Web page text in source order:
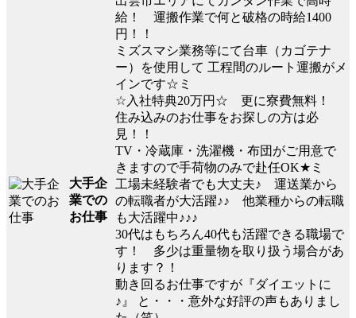
大手企
業での
お仕事
給！ 運搬作業で何と破格の時給1400
円！！
ミズスマシ業務等にて台車（カゴテナ
ー）を使用して 工程間のルート運搬がメ
インです☆ミ
☆入社特典20万円☆ 更に寮費無料！
住み込みのお仕事をお探しの方は必
見！！
TV・冷蔵庫・洗濯機・布団がご用意で
きますので手荷物のみで赴任OK★ミ
工場未経験者でも大丈夫♪ 運送業から
の転職者が大活躍♪♪ 他業種からの転職
も大活躍中♪♪♪
30代はもちろん40代も活躍できる職場で
す！ 多少は重量物を取り扱う場合があ
ります？！
動き回るお仕事ですが『ダイエットに
♪』 と・・・意外な好評の声もありまし